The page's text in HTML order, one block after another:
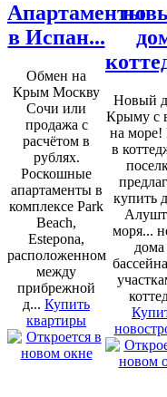
Апартаменты
в Испан...
Обмен на
Крым Москву
Сочи или
продажа с
расчётом в
рублях.
Роскошные
апартаменты в
комплексе Park
Beach,
Estepona,
расположенном
между
прибрежной
д... Купить
квартиры
Новый
Крыму с
на
в
купить
моря...
дома